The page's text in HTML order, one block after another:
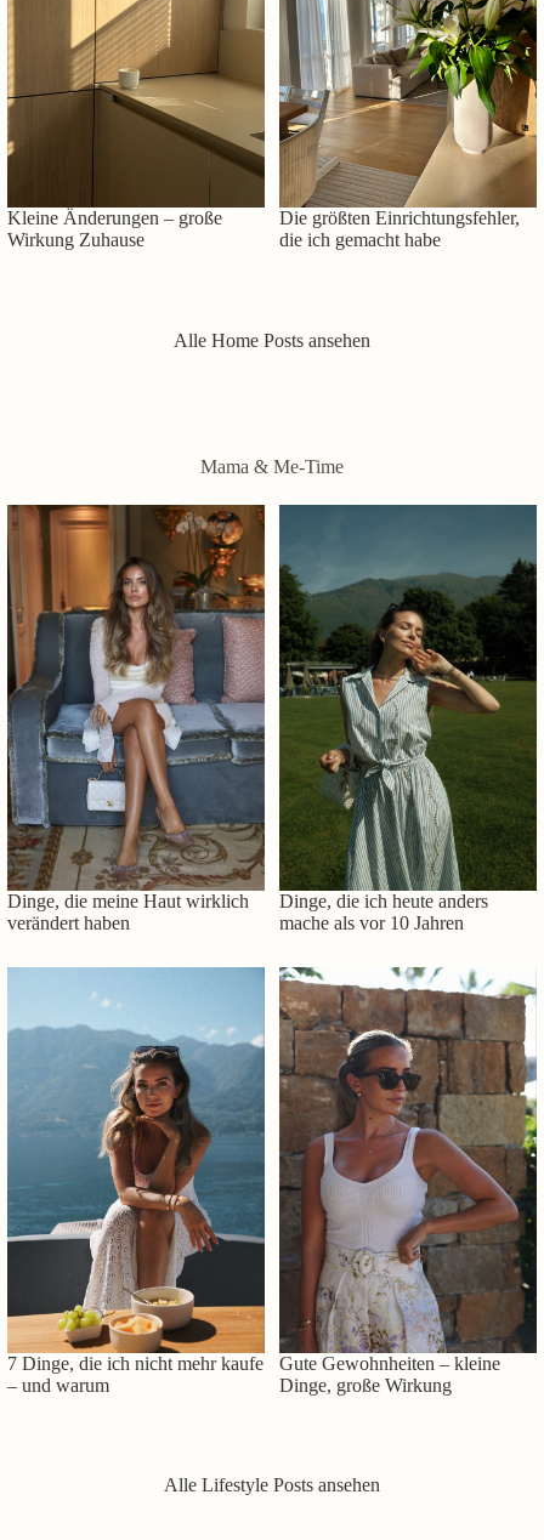
Kleine Änderungen – große
Wirkung Zuhause
Die größten Einrichtungsfehler,
die ich gemacht habe
Alle Home Posts ansehen
Mama & Me-Time
Dinge, die meine Haut wirklich
verändert haben
Dinge, die ich heute anders
mache als vor 10 Jahren
7 Dinge, die ich nicht mehr kaufe
– und warum
Gute Gewohnheiten – kleine
Dinge, große Wirkung
Alle Lifestyle Posts ansehen